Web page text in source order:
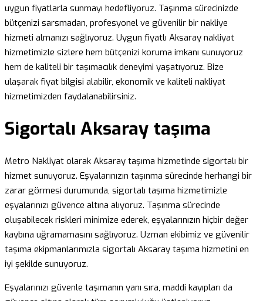
uygun fiyatlarla sunmayı hedefliyoruz. Taşınma sürecinizde
bütçenizi sarsmadan, profesyonel ve güvenilir bir nakliye
hizmeti almanızı sağlıyoruz. Uygun fiyatlı Aksaray nakliyat
hizmetimizle sizlere hem bütçenizi koruma imkanı sunuyoruz
hem de kaliteli bir taşımacılık deneyimi yaşatıyoruz. Bize
ulaşarak fiyat bilgisi alabilir, ekonomik ve kaliteli nakliyat
hizmetimizden faydalanabilirsiniz.
Sigortalı Aksaray taşıma
Metro Nakliyat olarak Aksaray taşıma hizmetinde sigortalı bir
hizmet sunuyoruz. Eşyalarınızın taşınma sürecinde herhangi bir
zarar görmesi durumunda, sigortalı taşıma hizmetimizle
eşyalarınızı güvence altına alıyoruz. Taşınma sürecinde
oluşabilecek riskleri minimize ederek, eşyalarınızın hiçbir değer
kaybına uğramamasını sağlıyoruz. Uzman ekibimiz ve güvenilir
taşıma ekipmanlarımızla sigortalı Aksaray taşıma hizmetini en
iyi şekilde sunuyoruz.
Eşyalarınızı güvenle taşımanın yanı sıra, maddi kayıpları da